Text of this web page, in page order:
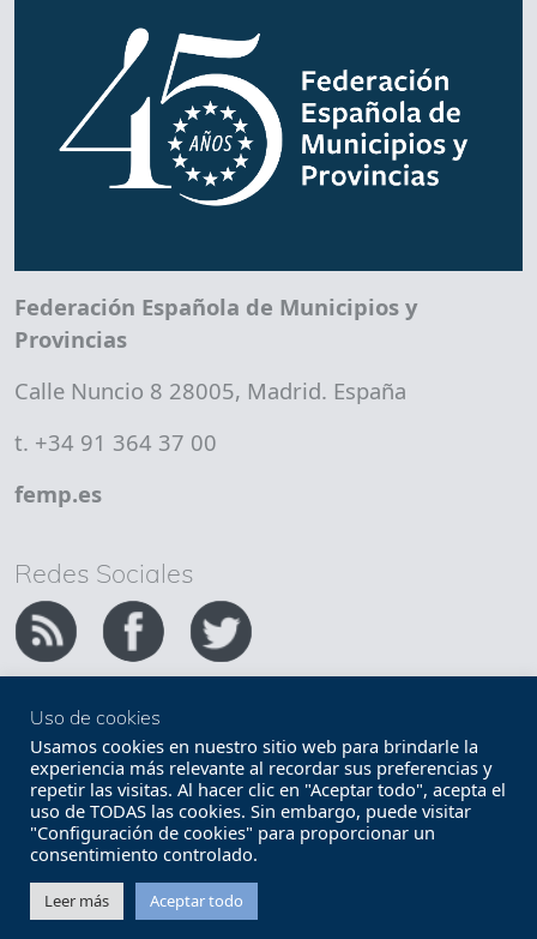
Federación Española de Municipios y
Provincias
Calle Nuncio 8 28005, Madrid. España
t. +34 91 364 37 00
femp.es
Redes Sociales
Copyright FEMP
Accesibilidad
Términos legales
Política de privacidad
Términos y condiciones de uso
Contacto
Uso de cookies
Usamos cookies en nuestro sitio web para brindarle la
experiencia más relevante al recordar sus preferencias y
repetir las visitas. Al hacer clic en "Aceptar todo", acepta el
uso de TODAS las cookies. Sin embargo, puede visitar
"Configuración de cookies" para proporcionar un
consentimiento controlado.
Leer más Aceptar todo